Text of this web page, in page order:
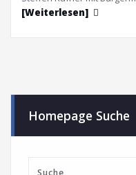
[Weiterlesen]
Homepage Suche